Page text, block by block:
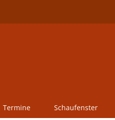
Termine Schaufenster